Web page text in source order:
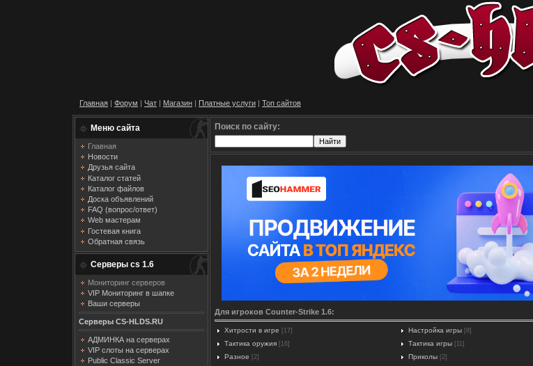
Главная | Форум | Чат | Магазин | Платные услуги | Топ сайтов
Меню сайта
Главная
Новости
Друзья сайта
Каталог статей
Каталог файлов
Доска объявлений
FAQ (вопрос/ответ)
Web мастерам
Гостевая книга
Обратная связь
Серверы cs 1.6
Мониторинг серверов
VIP Мониторинг в шапке
Ваши серверы
Серверы CS-HLDS.RU
АДМИНКА на серверах
VIP слоты на серверах
Public Classic Server
Поиск по сайту:
Для игроков Counter-Strike 1.6:
Хитрости в игре [17] Настройка игры [8]
Тактика оружия [16] Тактика игры [11]
Разное [2] Приколы [2]